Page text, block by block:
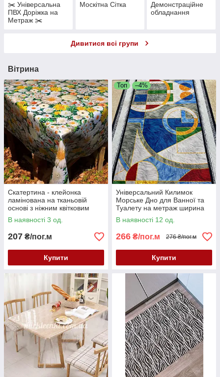
✂️ Універсальна
ПВХ Доріжка на
Метраж ✂️
Москітна Сітка
Демонстраційне
обладнання
Дивитися всі групи
Вітрина
Скатертина - клейонка
ламінована на тканьовій
основі з ніжним квітковим
малюнком фотодрук
В наявності 3 од.
207 ₴/пог.м
Купити
Топ –4%
Універсальний Килимок
Морське Дно для Ванної та
Туалету на метраж ширина
60 см для Кухні, Коридору та
інших приміщень
В наявності 12 од.
266 ₴/пог.м 276 ₴/пог.м
Купити